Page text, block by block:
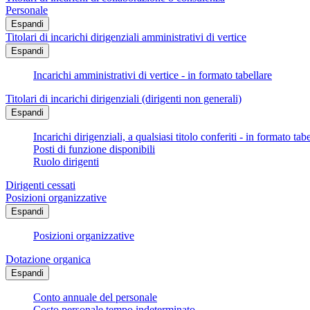
Personale
Espandi
Titolari di incarichi dirigenziali amministrativi di vertice
Espandi
Incarichi amministrativi di vertice - in formato tabellare
Titolari di incarichi dirigenziali (dirigenti non generali)
Espandi
Incarichi dirigenziali, a qualsiasi titolo conferiti - in formato
Posti di funzione disponibili
Ruolo dirigenti
Dirigenti cessati
Posizioni organizzative
Espandi
Posizioni organizzative
Dotazione organica
Espandi
Conto annuale del personale